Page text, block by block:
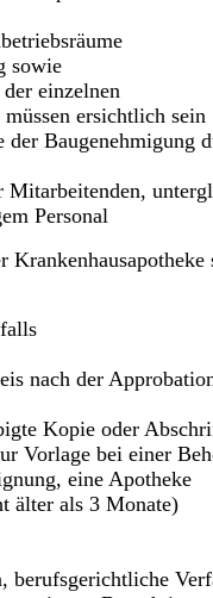
sowie
einzelnen
ersichtlich sein
Baugenehmigung
Personal
nach der
Kopie oder
Vorlage bei einer
eine Apotheke
älter als 3 Monate)
berufsgerichtliche